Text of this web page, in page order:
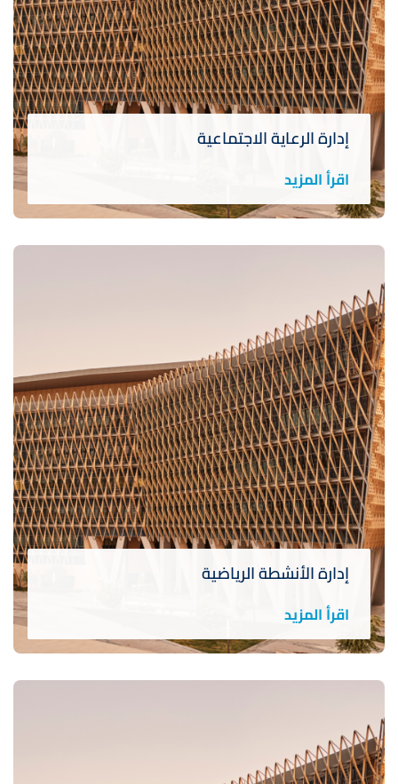
إدارة الرعاية الاجتماعية
اقرأ المزيد
إدارة الأنشطة الرياضية
اقرأ المزيد